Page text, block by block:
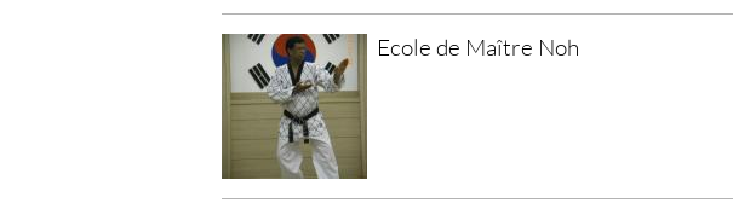
Ecole de Maître Noh